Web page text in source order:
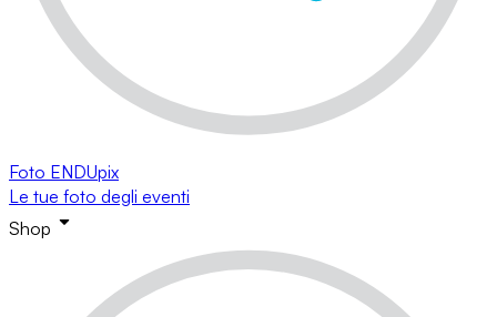
Foto ENDUpix
Le tue foto degli eventi
Shop